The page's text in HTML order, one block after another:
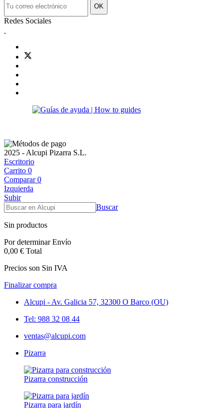
OK
Redes Sociales
2025 - Alcupi Pizarra S.L.
Escritorio
Carrito 0
Comparar 0
Izquierda
Subir
Buscar
Sin productos
Por determinarEnvío
0,00 € Total
Precios son Sin IVA
Finalizar compra
Alcupi - Av. Galicia 57, 32300 O Barco (OU)
Tel: 988 32 08 44
ventas@alcupi.com
Pizarra
Pizarra construcción
Pizarra para jardín